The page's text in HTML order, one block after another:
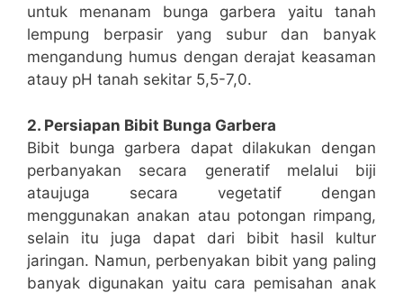
untuk menanam bunga garbera yaitu tanah
lempung berpasir yang subur dan banyak
mengandung humus dengan derajat keasaman
atauy pH tanah sekitar 5,5-7,0.
2. Persiapan Bibit Bunga Garbera
Bibit bunga garbera dapat dilakukan dengan
perbanyakan secara generatif melalui biji
ataujuga secara vegetatif dengan
menggunakan anakan atau potongan rimpang,
selain itu juga dapat dari bibit hasil kultur
jaringan. Namun, perbenyakan bibit yang paling
banyak digunakan yaitu cara pemisahan anak